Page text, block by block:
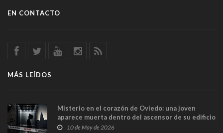
EN CONTACTO
MÁS LEÍDOS
Misterio en el corazón de Oviedo: una joven
aparece muerta dentro del ascensor de su edificio
y las cámaras captan sus últimos minutos
10 de May de 2026